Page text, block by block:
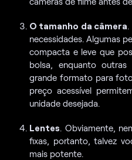
O tamanho da câmera.
necessidades. Algumas
compacta e leve que
bolsa, enquanto
grande formato para
preço acessível
unidade desejada.
Lentes. Obviamente,
fixas, portanto, talvez
mais potente.